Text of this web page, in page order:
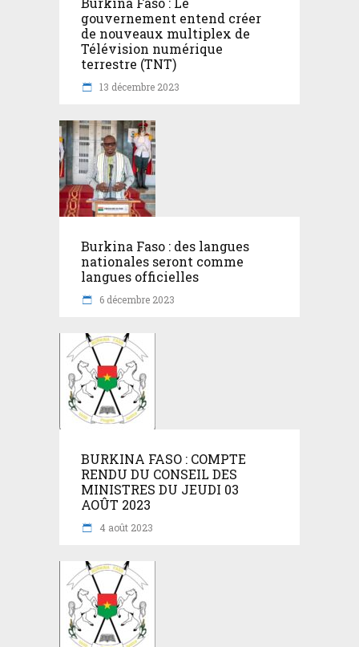
gouvernement entend créer
de nouveaux multiplex de
Télévision numérique
terrestre (TNT)
13 décembre 2023
Burkina Faso : des langues
nationales seront comme
langues officielles
6 décembre 2023
BURKINA FASO : COMPTE
RENDU DU CONSEIL DES
MINISTRES DU JEUDI 03
AOÛT 2023
4 août 2023